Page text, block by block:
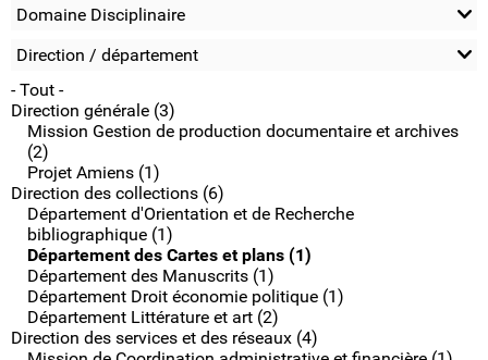
Domaine Disciplinaire
Direction / département
- Tout -
Direction générale (3)
Mission Gestion de production documentaire et archives
(2)
Projet Amiens (1)
Direction des collections (6)
Département d'Orientation et de Recherche
bibliographique (1)
Département des Cartes et plans (1)
Département des Manuscrits (1)
Département Droit économie politique (1)
Département Littérature et art (2)
Direction des services et des réseaux (4)